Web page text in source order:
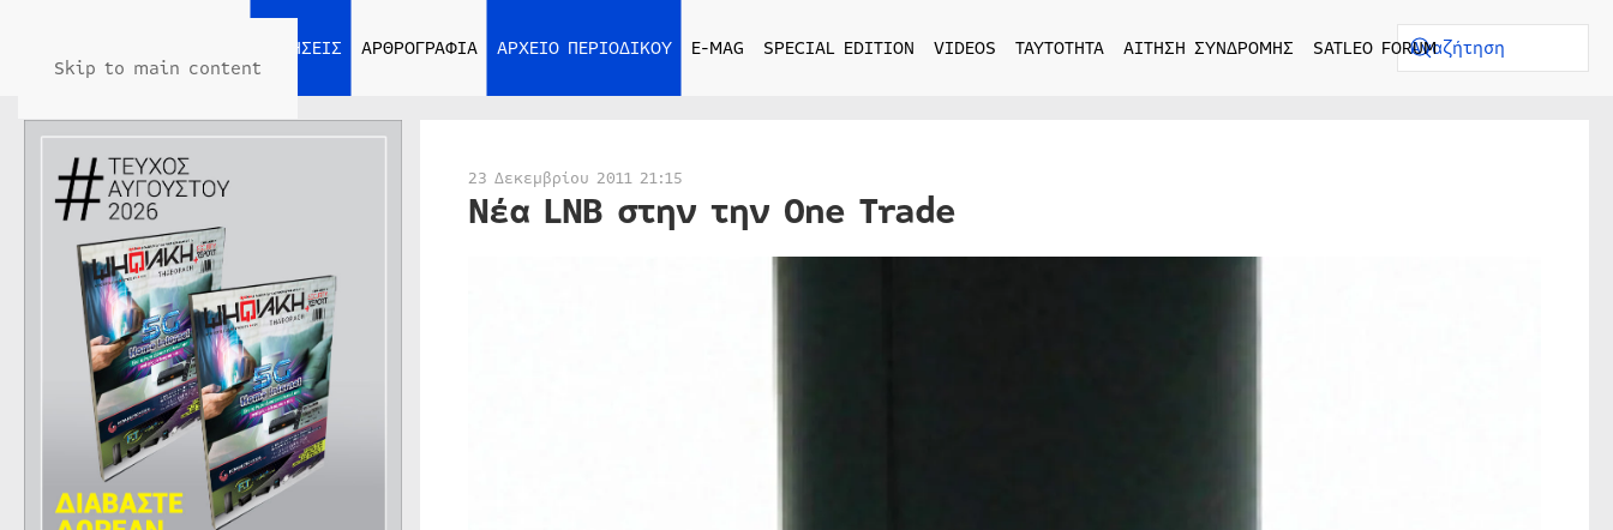
Skip to main content
ΕΙΔΗΣΕΙΣ ΑΡΘΡΟΓΡΑΦΙΑ ΑΡΧΕΙΟ ΠΕΡΙΟΔΙΚΟΥ E-MAG SPECIAL EDITION VIDEOS ΤΑΥΤΟΤΗΤΑ ΑΙΤΗΣΗ ΣΥΝΔΡΟΜΗΣ SATLEO FORUM
23 Δεκεμβρίου 2011 21:15
Νέα LNB στην την One Τrade